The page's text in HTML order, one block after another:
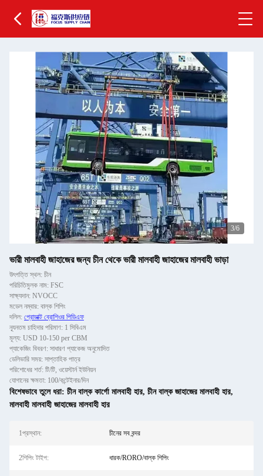
3/6
ভারী মালবাহী জাহাজের জন্য চীন থেকে ভারী মালবাহী জাহাজের মালবাহী ভাড়া
উৎপত্তি স্থল: চীন
পরিচিতিমুলক নাম: FSC
সাক্ষ্যদান: NVOCC
মডেল নম্বার: বাল্ক শিপিং
দলিল: প্রোডাক্ট ব্রোশিওর পিডিএফ
ন্যূনতম চাহিদার পরিমাণ: 1 সিবিএম
মূল্য: USD 10-150 per CBM
প্যাকেজিং বিবরণ: সাধারণ প্যাকেজ অনুমোদিত
ডেলিভারি সময়: সাপ্তাহিক পাত্র
পরিশোধের শর্ত: টি/টি, ওয়েস্টার্ন ইউনিয়ন
যোগানের ক্ষমতা: 100/কন্টেইনার/দিন
বিশেষভাবে তুলে ধরা: চীন বাল্ক কার্গো মালবাহী হার, চীন বাল্ক জাহাজের মালবাহী হার,
মালবাহী মালবাহী জাহাজের মালবাহী হার
1প্রস্থান: চীনের সব বন্দর
2শিপিং টাইপ: ধারক/RORO/বাল্ক শিপিং